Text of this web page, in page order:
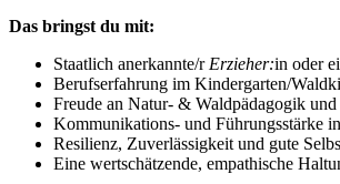
Das bringst du mit:
Staatlich anerkannte/rErzieher:in oder
Berufserfahrung im Kindergarten/
Freude an Natur- & Waldpädagogik
Kommunikations- und Führungsstärke
Resilienz, Zuverlässigkeit und gute
Eine wertschätzende, empathische